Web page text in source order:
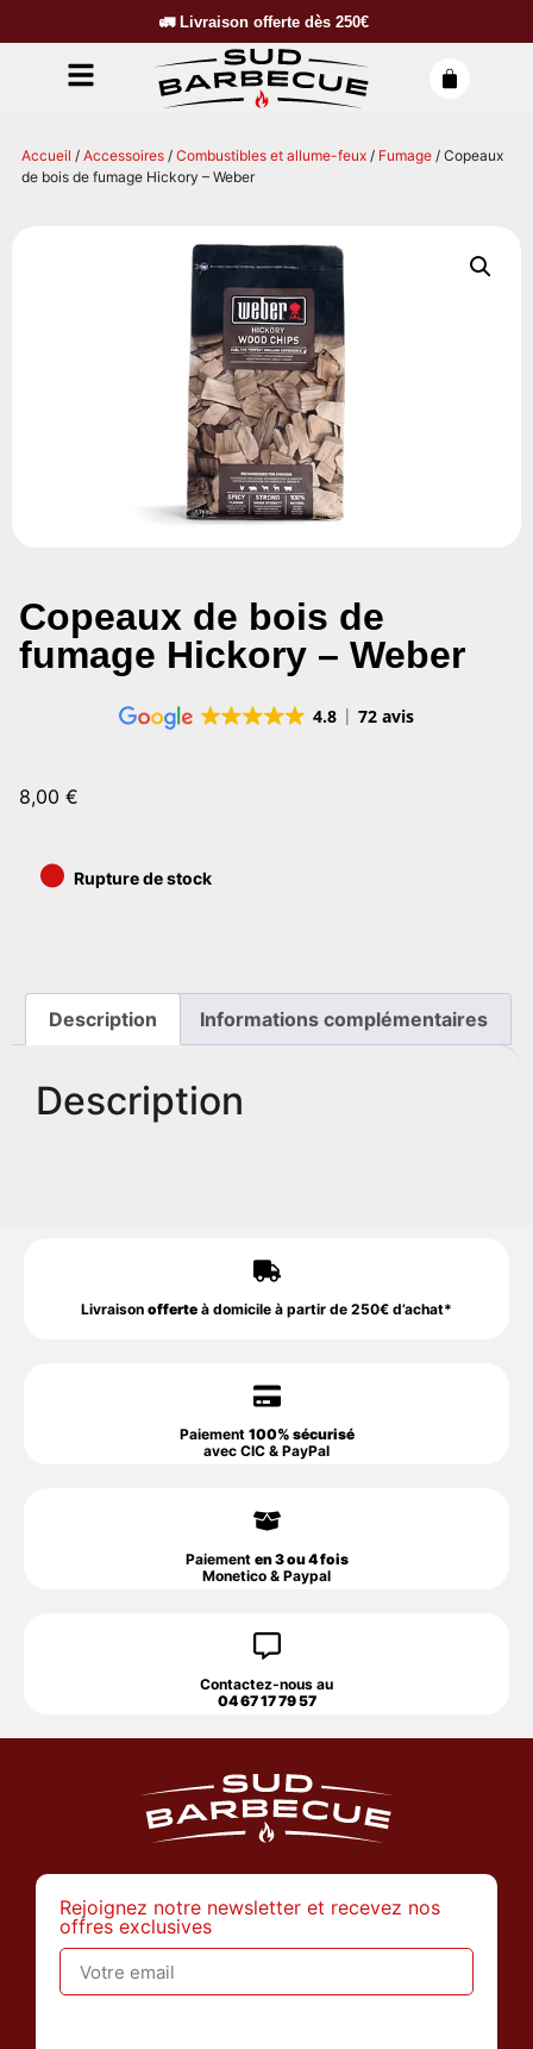
🚛 Livraison offerte dès 250€
Accueil / Accessoires / Combustibles et allume-feux / Fumage / Copeaux
de bois de fumage Hickory – Weber
Copeaux de bois de
fumage Hickory – Weber
4.8 72 avis
8,00 €
• Rupture de stock
Description Informations complémentaires
Description
Livraison offerte à domicile à partir de 250€ d’achat*
Paiement 100% sécurisé
avec CIC & PayPal
Paiement en 3 ou 4 fois
Monetico & Paypal
Contactez-nous au
04 67 17 79 57
Rejoignez notre newsletter et recevez nos
offres exclusives